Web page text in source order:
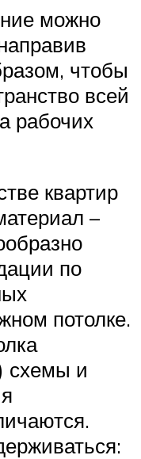
можно
чтобы
всей
рабочих
квартир
–
по
потолке.
схемы и